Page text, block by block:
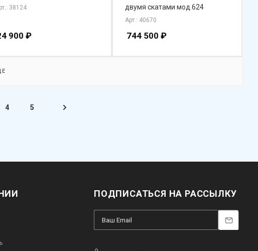
38124
900 ₽
двумя скатами мод.624
Арт.: 40670
744 500 ₽
4 5
ПОДПИСАТЬСЯ НА РАССЫЛКУ